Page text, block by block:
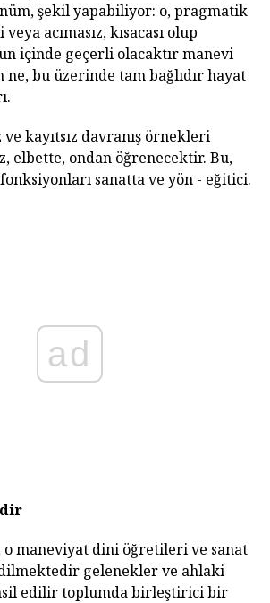
şekil yapabiliyor: o, pragmatik
acımasız, kısacası olup
içinde geçerli olacaktır manevi
bu üzerinde tam bağlıdır hayat
ve kayıtsız davranış örnekleri
elbette, ondan öğrenecektir. Bu,
sanatta ve yön - eğitici.
ad
o maneviyat dini öğretileri ve sanat
gelenekler ve ahlaki
edilir toplumda birleştirici bir